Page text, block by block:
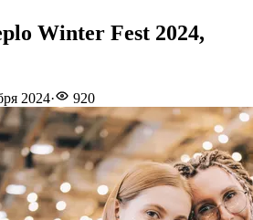
Winter Fest 2024,
2024· 920